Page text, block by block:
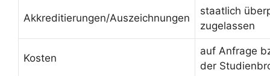
Akkreditierungen/Auszeichnungen
staatlich
zugelassen
Kosten
auf Anfrage
der